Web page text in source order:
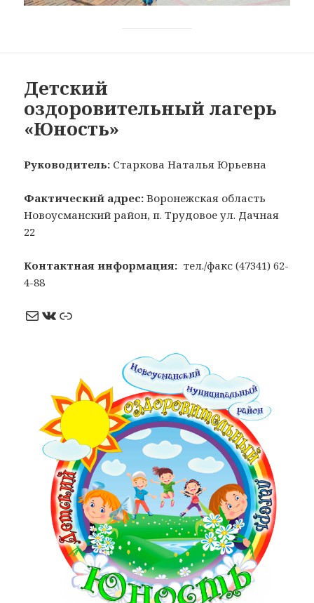
Детский
оздоровительный лагерь
«Юность»
Руководитель: Старкова Наталья Юрьевна
Фактический адрес: Воронежская область
Новоусманский район, п. Трудовое ул. Дачная
22
Контактная информация: тел./факс (47341) 62-
4-88
Почта ВКонтакте Ссылка